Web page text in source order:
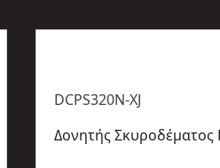
DCPS320N-XJ
Δονητής Σκυροδέματος